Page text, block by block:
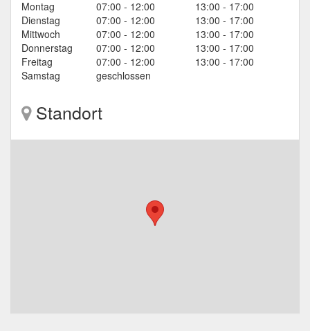
Montag
07:00 - 12:00
13:00 - 17:00
Dienstag
07:00 - 12:00
13:00 - 17:00
Mittwoch
07:00 - 12:00
13:00 - 17:00
Donnerstag
07:00 - 12:00
13:00 - 17:00
Freitag
07:00 - 12:00
13:00 - 17:00
Samstag
geschlossen
Standort